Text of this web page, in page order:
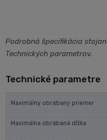
Podrobná špecifikácia
Technických parametrov.
Technické parametre
Maximálny obrábaný priemer
Maximálna obrábaná dĺžka